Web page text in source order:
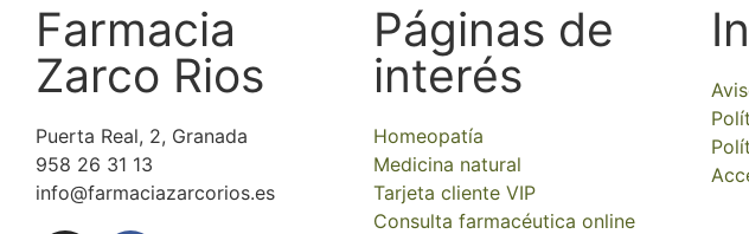
Farmacia
Zarco Rios
Puerta Real, 2, Granada
958 26 31 13
info@farmaciazarcorios.es
Páginas de
interés
Homeopatía
Medicina natural
Tarjeta cliente VIP
Consulta farmacéutica online